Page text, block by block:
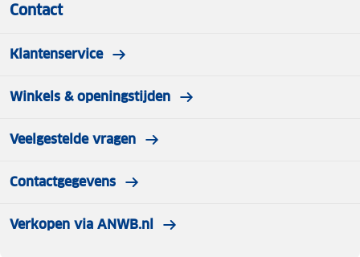
Contact
Klantenservice
Winkels & openingstijden
Veelgestelde vragen
Contactgegevens
Verkopen via ANWB.nl